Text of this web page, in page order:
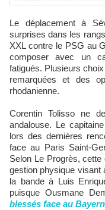
Le déplacement à Séville pourrait bien réserver quelques
surprises dans les
XXL contre le PSG au
composer avec un
fatigués. Plusieurs
remarquées et des
rhodanienne.
Corentin Tolisso ne
andalouse. Le
lors des dernières
face au Paris Saint-
Selon Le Progrès,
gestion physique visant
la bande à Luis
puisque Ousmane
blessés face au